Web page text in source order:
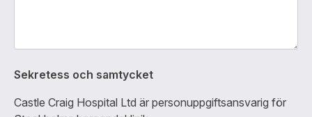
Sekretess och samtycket
Castle Craig Hospital Ltd är personuppgiftsansvarig för